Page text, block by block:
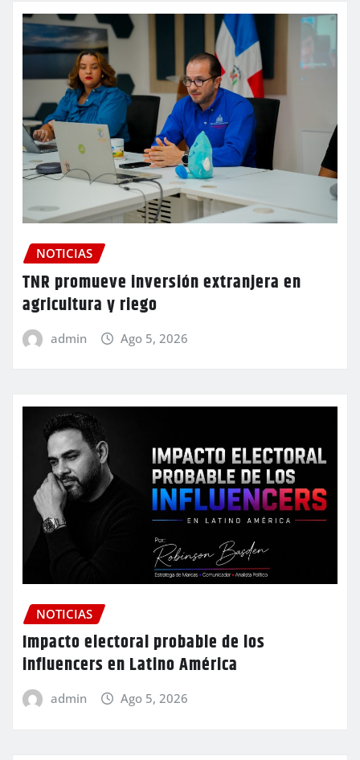
NOTICIAS
TNR promueve inversión extranjera en
agricultura y riego
admin Ago 5, 2026
NOTICIAS
Impacto electoral probable de los
influencers en Latino América
admin Ago 5, 2026